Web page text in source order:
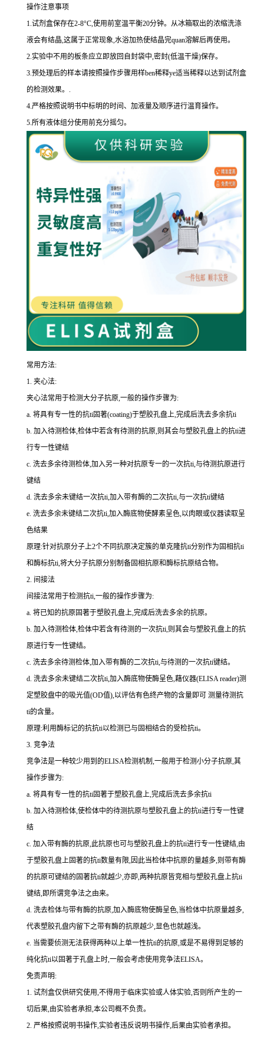
操作注意事项
1.试剂盒保存在2-8°C,使用前室温平衡20分钟。从冰箱取出的浓缩洗涤
液会有结晶,这属于正常现象,水浴加热使结晶完quan溶解后再使用。
2.实验中不用的板条应立即放回自封袋中,密封(低温干燥)保存。
3.预处理后的样本请按照操作步骤用样ben稀释ye适当稀释以达到试剂盒
的检测效果。 .
4.严格按照说明书中标明的时间、加液量及顺序进行温育操作。
5.所有液体组分使用前充分摇匀。
常用方法:
1. 夹心法:
夹心法常用于检测大分子抗原,一般的操作步骤为:
a. 将具有专一性的抗ti固著(coating)于塑胶孔盘上,完成后洗去多余抗ti
b. 加入待测检体,检体中若含有待测的抗原,则其会与塑胶孔盘上的抗ti进
行专一性键结
c. 洗去多余待测检体,加入另一种对抗原专一的一次抗ti,与待测抗原进行
键结
d. 洗去多余未键结一次抗ti,加入带有酶的二次抗ti,与一次抗ti键结
e. 洗去多余未键结二次抗ti,加入酶底物使酵素呈色,以肉眼或仪器读取呈
色结果
原理:针对抗原分子上2个不同抗原决定簇的单克隆抗ti分别作为固相抗ti
和酶标抗ti,将大分子抗原分别制备固相抗原和酶标抗原结合物。
2. 间接法
间接法常用于检测抗ti,一般的操作步骤为:
a. 将已知的抗原固著于塑胶孔盘上,完成后洗去多余的抗原。
b. 加入待测检体,检体中若含有待测的一次抗ti,则其会与塑胶孔盘上的抗
原进行专一性键结。
c. 洗去多余待测检体,加入带有酶的二次抗ti,与待测的一次抗ti键结。
d. 洗去多余未键结二次抗ti,加入酶底物使酶呈色,藉仪器(ELISA reader)测
定塑胶盘中的吸光值(OD值),以评估有色终产物的含量即可 测量待测抗
ti的含量。
原理:利用酶标记的抗抗ti以检测已与固相结合的受检抗ti。
3. 竞争法
竞争法是一种较少用到的ELISA检测机制,一般用于检测小分子抗原,其
操作步骤为:
a. 将具有专一性的抗ti固著于塑胶孔盘上,完成后洗去多余抗ti
b. 加入待测检体,使检体中的待测抗原与塑胶孔盘上的抗ti进行专一性键
结
c. 加入带有酶的抗原,此抗原也可与塑胶孔盘上的抗ti进行专一性键结,由
于塑胶孔盘上固著的抗ti数量有限,因此当检体中抗原的量越多,则带有酶
的抗原可键结的固著抗ti就越少,亦即,两种抗原皆竞相与塑胶孔盘上抗ti
键结,即所谓竞争法之由来。
d. 洗去检体与带有酶的抗原,加入酶底物使酶呈色,当检体中抗原量越多,
代表塑胶孔盘内留下之带有酶的抗原越少,显色也就越浅。
e. 当需要侦测无法获得两种以上单一性抗ti的抗原,或是不易得到足够的
纯化抗ti以固著于孔盘上时,一般会考虑使用竞争法ELISA。
免责声明:
1. 试剂盒仅供研究使用,不得用于临床实验或人体实验,否则所产生的一
切后果,由实验者承担,本公司概不负责。
2. 严格按照说明书操作,实验者违反说明书操作,后果由实验者承担。